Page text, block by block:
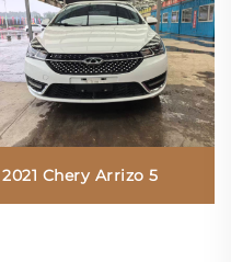
2021 Chery Arrizo 5